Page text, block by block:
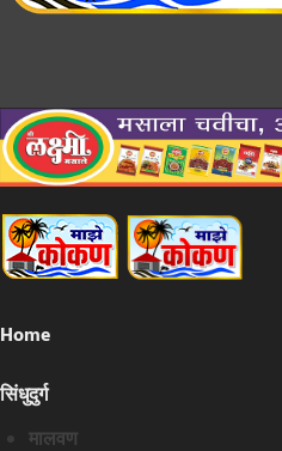
Home
सिंधुदुर्ग
मालवण